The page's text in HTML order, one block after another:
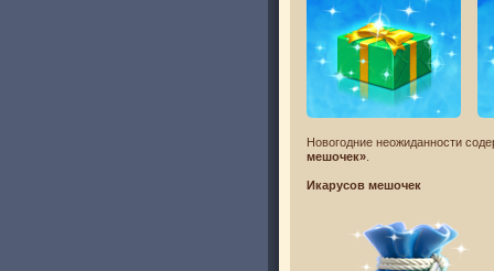
Новогодние неожиданности
мешочек»
Икарусов мешочек